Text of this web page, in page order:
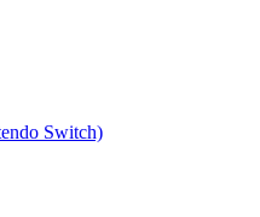
Switch)